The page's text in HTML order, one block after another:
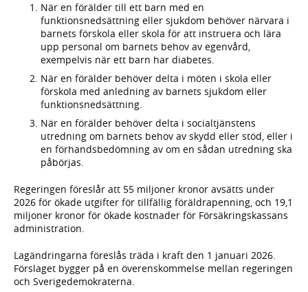
När en förälder till ett barn med en
funktionsnedsättning eller sjukdom behöver närvara i
barnets förskola eller skola för att instruera och lära
upp personal om barnets behov av egenvård,
exempelvis när ett barn har diabetes.
När en förälder behöver delta i möten i skola eller
förskola med anledning av barnets sjukdom eller
funktionsnedsättning.
När en förälder behöver delta i socialtjänstens
utredning om barnets behov av skydd eller stöd, eller i
en förhandsbedömning av om en sådan utredning ska
påbörjas.
Regeringen föreslår att 55 miljoner kronor avsätts under
2026 för ökade utgifter för tillfällig föräldrapenning, och 19,1
miljoner kronor för ökade kostnader för Försäkringskassans
administration.
Lagändringarna föreslås träda i kraft den 1 januari 2026.
Förslaget bygger på en överenskommelse mellan regeringen
och Sverigedemokraterna.